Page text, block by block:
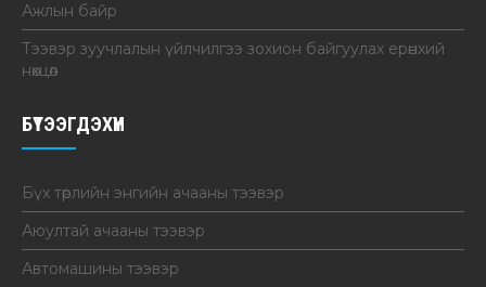
Ажлын байр
Тээвэр зуучлалын үйлчилгээ зохион байгуулах ерөнхий
нөхцөл
БҮТЭЭГДЭХҮҮН
Бүх төрлийн энгийн ачааны тээвэр
Аюултай ачааны тээвэр
Автомашины тээвэр